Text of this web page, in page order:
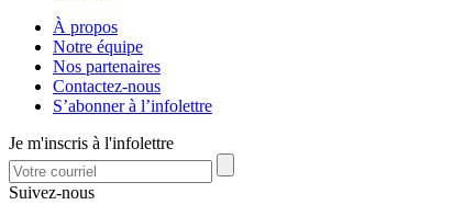
À propos
Notre équipe
Nos partenaires
Contactez-nous
S’abonner à l’infolettre
Je m'inscris à l'infolettre
Suivez-nous